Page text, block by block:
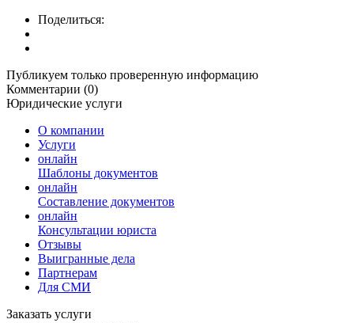
Поделиться:
Публикуем только проверенную информацию
Комментарии (0)
Юридические услуги
О компании
Услуги
онлайн
Шаблоны документов
онлайн
Составление документов
онлайн
Консультации юриста
Отзывы
Выигранные дела
Партнерам
Для СМИ
Заказать услуги